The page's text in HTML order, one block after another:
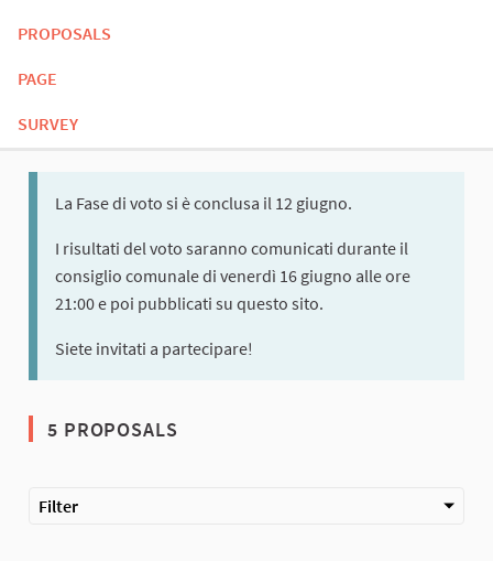
PROPOSALS
PAGE
SURVEY
La Fase di voto si è conclusa il 12 giugno.
I risultati del voto saranno comunicati durante il
consiglio comunale di venerdì 16 giugno alle ore
21:00 e poi pubblicati su questo sito.
Siete invitati a partecipare!
5 PROPOSALS
Filter